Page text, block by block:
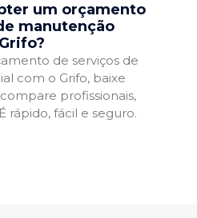
um orçamento
manutenção
de serviços de
com o Grifo, baixe
profissionais,
rápido, fácil e seguro.